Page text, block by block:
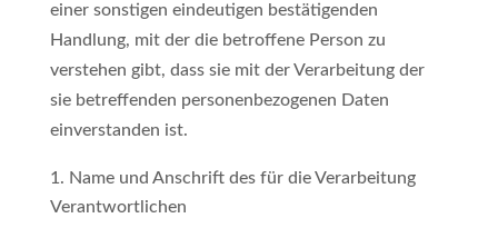
einer sonstigen eindeutigen bestätigenden
Handlung, mit der die betroffene Person zu
verstehen gibt, dass sie mit der Verarbeitung der
sie betreffenden personenbezogenen Daten
einverstanden ist.
Name und Anschrift des für die Verarbeitung
Verantwortlichen